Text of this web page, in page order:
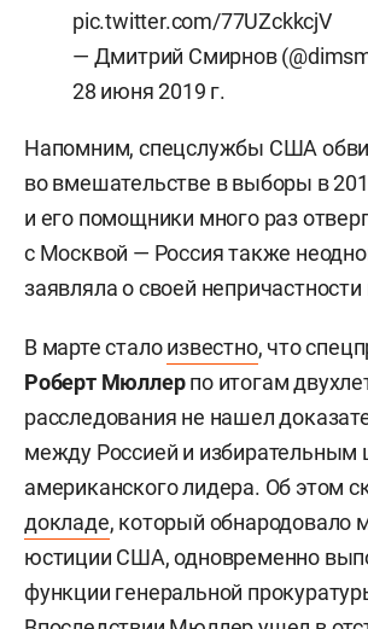
pic.twitter.com/77UZckkcjV
— Дмитрий Смирнов
28 июня 2019 г.
Напомним, спецслужбы США
во вмешательстве в выборы в
и его помощники много раз
с Москвой — Россия также
заявляла о своей непричастности
В марте сталоизвестно, что
Роберт Мюллерпо итогам
расследования не нашел
между Россией и избирательным
американского лидера. Об этом
докладе, который обнародовало
юстиции США, одновременно
функции генеральной